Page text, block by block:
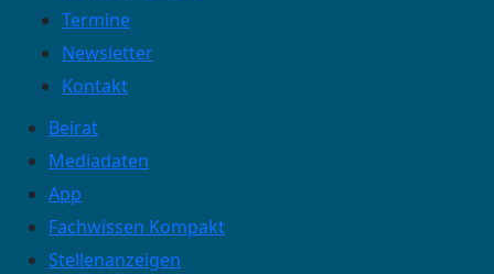
Termine
Newsletter
Kontakt
Beirat
Mediadaten
App
Fachwissen Kompakt
Stellenanzeigen